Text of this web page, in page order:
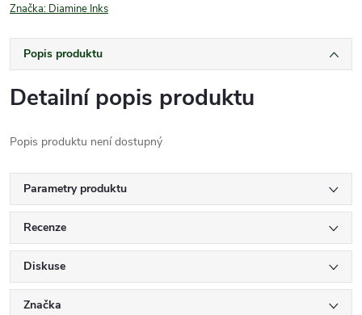
Značka: Diamine Inks
Popis produktu
Detailní popis produktu
Popis produktu není dostupný
Parametry produktu
Recenze
Diskuse
Značka